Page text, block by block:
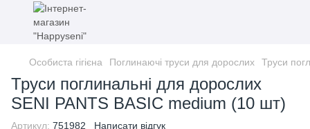
Особиста гігієна Поглинаючі труси для дорослих Труси
Труси поглинальні для дорослих
SENI PANTS BASIC medium (10 шт)
Артикул: 751982 Написати відгук